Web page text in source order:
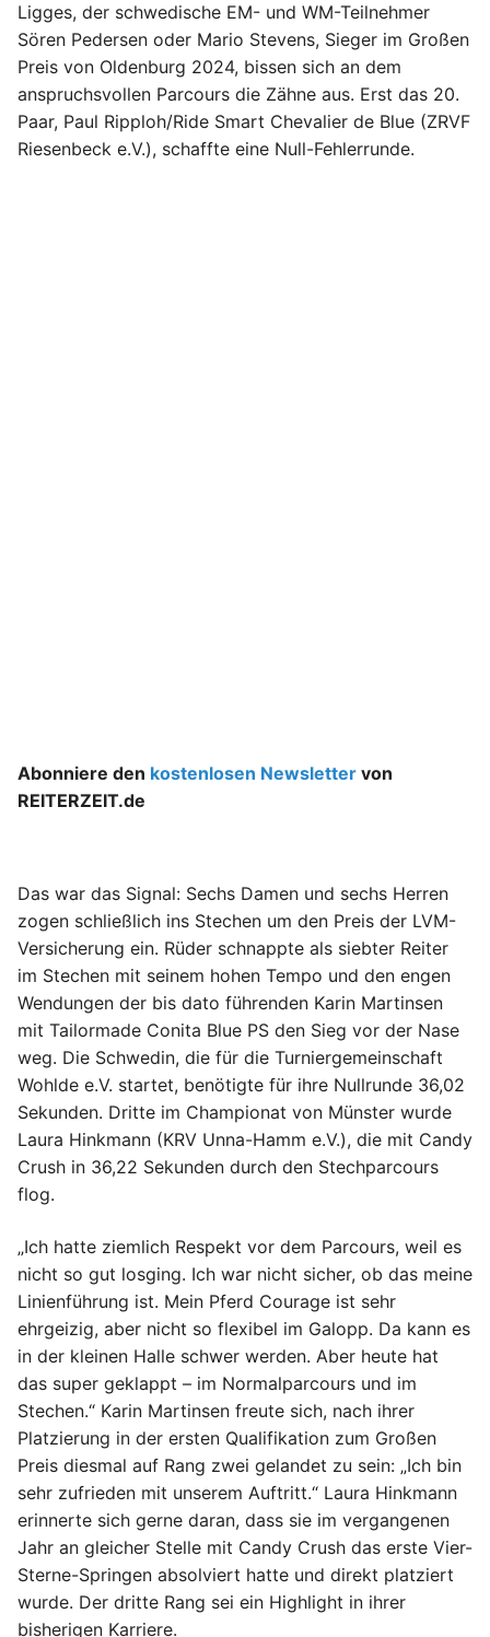
Ligges, der schwedische EM- und WM-Teilnehmer
Sören Pedersen oder Mario Stevens, Sieger im Großen
Preis von Oldenburg 2024, bissen sich an dem
anspruchsvollen Parcours die Zähne aus. Erst das 20.
Paar, Paul Ripploh/Ride Smart Chevalier de Blue (ZRVF
Riesenbeck e.V.), schaffte eine Null-Fehlerrunde.
Abonniere den kostenlosen Newsletter von
REITERZEIT.de
Das war das Signal: Sechs Damen und sechs Herren
zogen schließlich ins Stechen um den Preis der LVM-
Versicherung ein. Rüder schnappte als siebter Reiter
im Stechen mit seinem hohen Tempo und den engen
Wendungen der bis dato führenden Karin Martinsen
mit Tailormade Conita Blue PS den Sieg vor der Nase
weg. Die Schwedin, die für die Turniergemeinschaft
Wohlde e.V. startet, benötigte für ihre Nullrunde 36,02
Sekunden. Dritte im Championat von Münster wurde
Laura Hinkmann (KRV Unna-Hamm e.V.), die mit Candy
Crush in 36,22 Sekunden durch den Stechparcours
flog.
„Ich hatte ziemlich Respekt vor dem Parcours, weil es
nicht so gut losging. Ich war nicht sicher, ob das meine
Linienführung ist. Mein Pferd Courage ist sehr
ehrgeizig, aber nicht so flexibel im Galopp. Da kann es
in der kleinen Halle schwer werden. Aber heute hat
das super geklappt – im Normalparcours und im
Stechen.“ Karin Martinsen freute sich, nach ihrer
Platzierung in der ersten Qualifikation zum Großen
Preis diesmal auf Rang zwei gelandet zu sein: „Ich bin
sehr zufrieden mit unserem Auftritt.“ Laura Hinkmann
erinnerte sich gerne daran, dass sie im vergangenen
Jahr an gleicher Stelle mit Candy Crush das erste Vier-
Sterne-Springen absolviert hatte und direkt platziert
wurde. Der dritte Rang sei ein Highlight in ihrer
bisherigen Karriere.